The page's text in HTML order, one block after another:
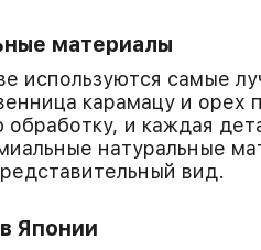
материалы
используются самые
карамацу и орех
обработку, и каждая
натуральные
вид.
Японии